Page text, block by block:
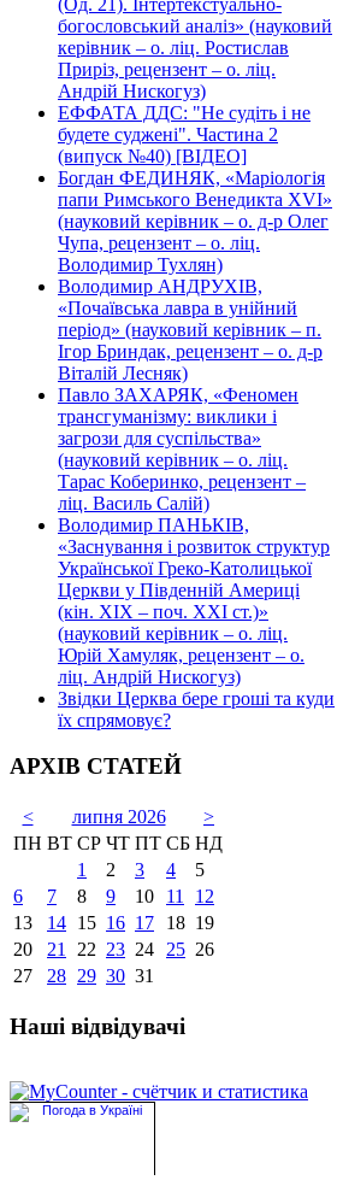
богословський аналіз» (науковий
керівник – о. ліц. Ростислав
Приріз, рецензент – о. ліц.
Андрій Нискогуз)
ЕФФАТА ДДС: "Не судіть і не
будете суджені". Частина 2
(випуск №40) [ВІДЕО]
Богдан ФЕДИНЯК, «Маріологія
папи Римського Венедикта XVI»
(науковий керівник – о. д-р Олег
Чупа, рецензент – о. ліц.
Володимир Тухлян)
Володимир АНДРУХІВ,
«Почаївська лавра в унійний
період» (науковий керівник – п.
Ігор Бриндак, рецензент – о. д-р
Віталій Лесняк)
Павло ЗАХАРЯК, «Феномен
трансгуманізму: виклики і
загрози для суспільства»
(науковий керівник – о. ліц.
Тарас Коберинко, рецензент –
ліц. Василь Салій)
Володимир ПАНЬКІВ,
«Заснування і розвиток структур
Української Греко-Католицької
Церкви у Південній Америці
(кін. ХІХ – поч. ХХІ ст.)»
(науковий керівник – о. ліц.
Юрій Хамуляк, рецензент – о.
ліц. Андрій Нискогуз)
Звідки Церква бере гроші та куди
їх спрямовує?
АРХІВ СТАТЕЙ
< липня 2026
>
ПН ВТ СР ЧТ ПТ СБ НД
1
2 3 4
5
6
7 8 9 10 11
12
13
14 15 16 17 18 19
20
21 22 23 24 25 26
27
28 29 30 31
Наші відвідувачі